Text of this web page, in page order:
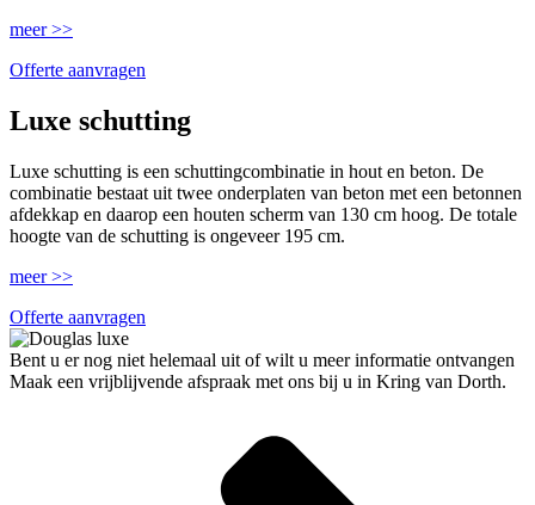
meer >>
Offerte aanvragen
Luxe schutting
Luxe schutting is een schuttingcombinatie in hout en beton. De
combinatie bestaat uit twee onderplaten van beton met een betonnen
afdekkap en daarop een houten scherm van 130 cm hoog. De totale
hoogte van de schutting is ongeveer 195 cm.
meer >>
Offerte aanvragen
Bent u er nog niet helemaal uit of wilt u meer informatie ontvangen
Maak een vrijblijvende afspraak met ons bij u in Kring van Dorth.